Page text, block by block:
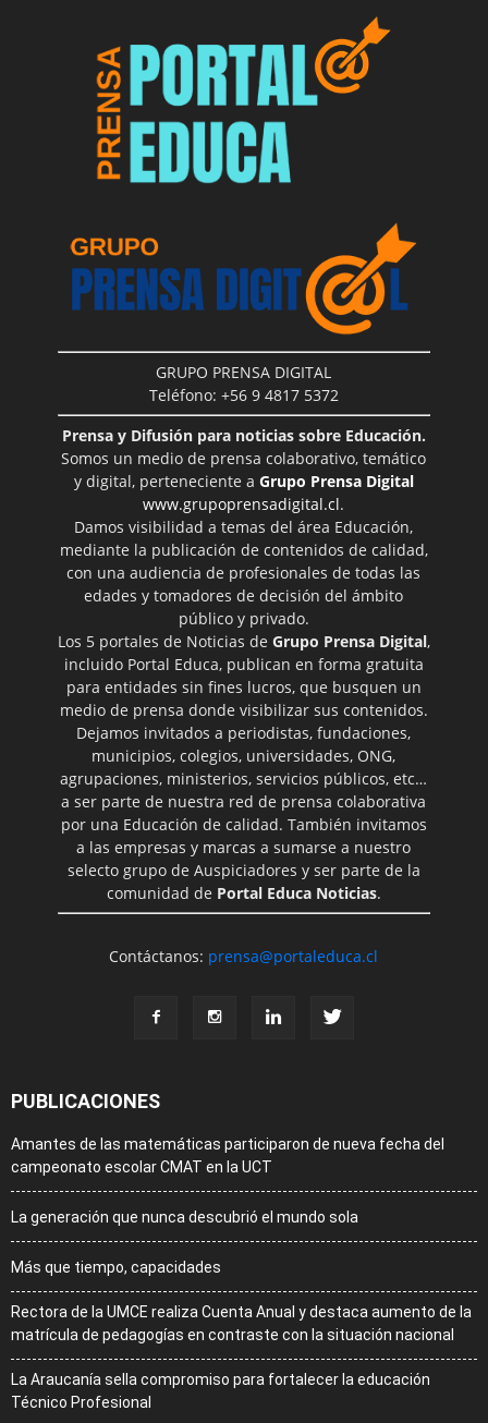
GRUPO PRENSA DIGITAL
Teléfono: +56 9 4817 5372
Prensa y Difusión para noticias sobre Educación.
Somos un medio de prensa colaborativo, temático
y digital, perteneciente a Grupo Prensa Digital
www.grupoprensadigital.cl.
Damos visibilidad a temas del área Educación,
mediante la publicación de contenidos de calidad,
con una audiencia de profesionales de todas las
edades y tomadores de decisión del ámbito
público y privado.
Los 5 portales de Noticias de Grupo Prensa Digital,
incluido Portal Educa, publican en forma gratuita
para entidades sin fines lucros, que busquen un
medio de prensa donde visibilizar sus contenidos.
Dejamos invitados a periodistas, fundaciones,
municipios, colegios, universidades, ONG,
agrupaciones, ministerios, servicios públicos, etc…
a ser parte de nuestra red de prensa colaborativa
por una Educación de calidad. También invitamos
a las empresas y marcas a sumarse a nuestro
selecto grupo de Auspiciadores y ser parte de la
comunidad de Portal Educa Noticias.
Contáctanos: prensa@portaleduca.cl
PUBLICACIONES
Amantes de las matemáticas participaron de nueva fecha del
campeonato escolar CMAT en la UCT
La generación que nunca descubrió el mundo sola
Más que tiempo, capacidades
Rectora de la UMCE realiza Cuenta Anual y destaca aumento de la
matrícula de pedagogías en contraste con la situación nacional
La Araucanía sella compromiso para fortalecer la educación
Técnico Profesional